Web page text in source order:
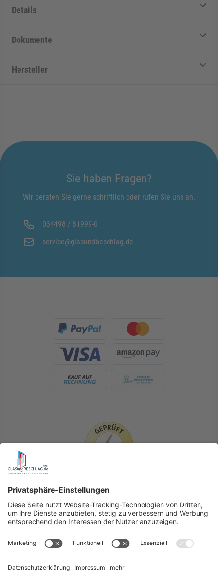
Details
Dokumente
Hersteller
Sie haben Fragen?
Wir beraten Sie gerne schriftlich oder rufen Sie uns an.
034498 / 81999-0
service@glasundbeschlag.de